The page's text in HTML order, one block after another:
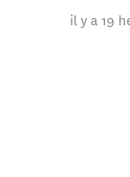
il y a 19